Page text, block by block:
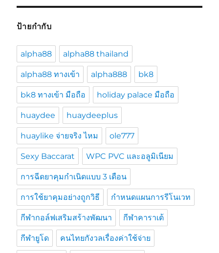
ป้ายกำกับ
alpha88 alpha88 thailand
alpha88 ทางเข้า alpha888 bk8
bk8 ทางเข้า มือถือ holiday palace มือถือ
huaydee huaydeeplus
huaylike จ่ายจริง ไหม ole777
Sexy Baccarat WPC PVC และอลูมิเนียม
การฉีดยาคุมกำเนิดแบบ 3 เดือน
การใช้ยาคุมอย่างถูกวิธี กำหนดแผนการรีโนเวท
กีฬากอล์ฟเสริมสร้างพัฒนา กีฬาคาราเต้
กีฬายูโด คนไทยกังวลเรื่องค่าใช้จ่าย